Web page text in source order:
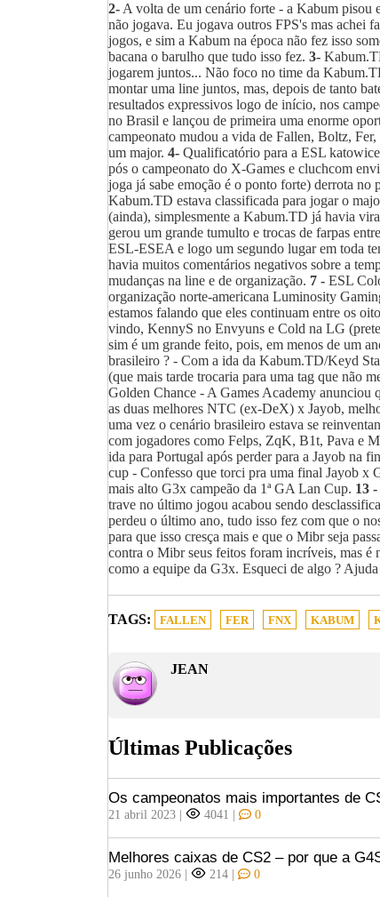
2- A volta de um cenário forte - a Kabum pisou
não jogava. Eu jogava outros FPS's mas achei
jogos, e sim a Kabum na época não fez isso
bacana o barulho que tudo isso fez. 3-
jogarem juntos... Não foco no time da
montar uma line juntos, mas, depois de tanto
resultados expressivos logo de início, nos
no Brasil e lançou de primeira uma enorme
campeonato mudou a vida de Fallen, Boltz,
um major. 4- Qualificatório para a ESL
pós o campeonato do X-Games e cluchcom
joga já sabe emoção é o ponto forte) derrota
Kabum.TD estava classificada para jogar o
(ainda), simplesmente a Kabum.TD já havia
gerou um grande tumulto e trocas de farpas
ESL-ESEA e logo um segundo lugar em toda
havia muitos comentários negativos sobre a
mudanças na line e de organização. 7 - ESL
organização norte-americana Luminosity
estamos falando que eles continuam entre os
vindo, KennyS no Envyuns e Cold na LG
sim é um grande feito, pois, em menos de um
brasileiro ? - Com a ida da Kabum.TD/Keyd
(que mais tarde trocaria para uma tag que não
Golden Chance - A Games Academy anunciou
as duas melhores NTC (ex-DeX) x Jayob,
uma vez o cenário brasileiro estava se
com jogadores como Felps, ZqK, B1t, Pava e
ida para Portugal após perder para a Jayob na
cup - Confesso que torci pra uma final Jayob x
mais alto G3x campeão da 1ª GA Lan Cup. 13 -
trave no último jogou acabou sendo
perdeu o último ano, tudo isso fez com que o
para que isso cresça mais e que o Mibr seja
contra o Mibr seus feitos foram incríveis, mas é
como a equipe da G3x. Esqueci de algo ?
TAGS: FALLEN FER FNX KABUM
JEAN
Últimas Publicações
Os campeonatos mais importantes de
21 abril 2023 | 4041 | 0
Melhores caixas de CS2 – por que a
26 junho 2026 | 214 | 0